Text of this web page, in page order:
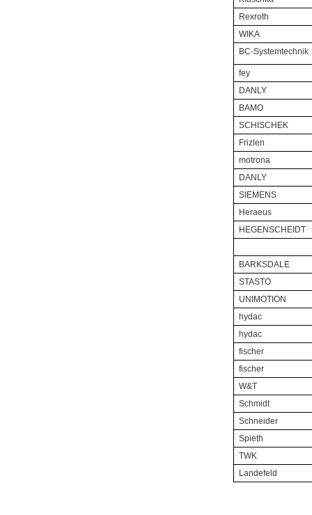
Rexroth
WIKA
BC-Systemtechnik
fey
DANLY
BAMO
SCHISCHEK
Frizlen
motrona
DANLY
SIEMENS
Heraeus
HEGENSCHEIDT
BARKSDALE
STASTO
UNIMOTION
hydac
hydac
fischer
fischer
W&T
Schmidt
Schneider
Spieth
TWK
Landefeld